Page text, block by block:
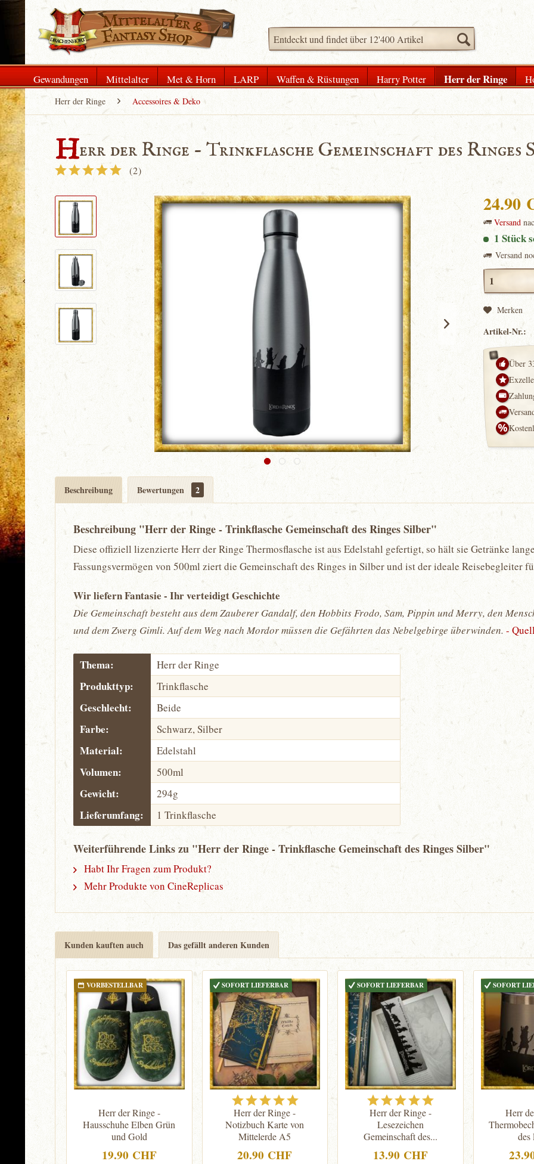
Gewandungen Mittelalter Met & Horn LARP Waffen & Rüstungen Harry Potter Herr der Ringe
Herr der Ringe Accessoires & Deko
Herr der Ringe - Trinkflasche Gemeinschaft des Ringes
(2)
24.90
Versand
1 Stück
Versand
Merken
Artikel-Nr.:
Über
Beschreibung Bewertungen 2
Beschreibung "Herr der Ringe - Trinkflasche Gemeinschaft des Ringes Silber"
Diese offiziell lizenzierte Herr der Ringe Thermosflasche ist aus Edelstahl gefertigt, so hält sie Getränke
Fassungsvermögen von 500ml ziert die Gemeinschaft des Ringes in Silber und ist der ideale Reisebegleiter
Wir liefern Fantasie - Ihr verteidigt Geschichte
Die Gemeinschaft besteht aus dem Zauberer Gandalf, den Hobbits Frodo, Sam, Pippin und Merry, den
und dem Zwerg Gimli. Auf dem Weg nach Mordor müssen die Gefährten das Nebelgebirge überwinden. -
Thema: Herr der Ringe
Produkttyp: Trinkflasche
Geschlecht: Beide
Farbe: Schwarz, Silber
Material: Edelstahl
Volumen: 500ml
Gewicht: 294g
Lieferumfang: 1 Trinkflasche
Weiterführende Links zu "Herr der Ringe - Trinkflasche Gemeinschaft des Ringes Silber"
Habt Ihr Fragen zum Produkt?
Mehr Produkte von CineReplicas
Kunden kauften auch Das gefällt anderen Kunden
VORBESTELLBAR
Herr der Ringe -
Hausschuhe Elben Grün
und Gold
19.90 CHF
SOFORT LIEFERBAR
Herr der Ringe -
Notizbuch Karte von
Mittelerde A5
20.90 CHF
SOFORT LIEFERBAR
Herr der Ringe -
Lesezeichen
Gemeinschaft des...
13.90 CHF
SOFORT
Herr
des